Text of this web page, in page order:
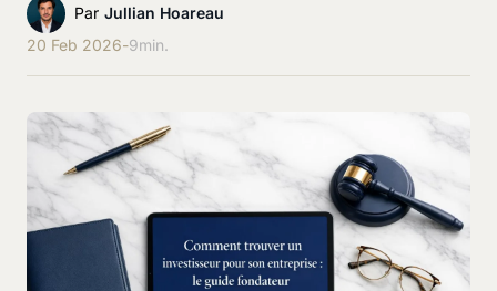
Par Jullian Hoareau
20 Feb 2026-9min.